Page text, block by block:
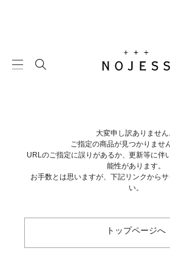
大変申し訳ありません
ご指定の商品が見つかりませ
URLのご指定に誤りがあるか、更新等に伴
能性があります。
お手数とは思いますが、下記リンクから
い。
トップページへ